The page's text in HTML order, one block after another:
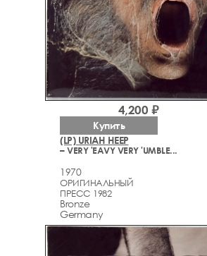
(LP) URIAH HEEP
– VERY 'EAVY VERY 'UMBLE...
1970
ОРИГИНАЛЬНЫЙ
ПРЕСС 1982
Bronze
Germany
4,200 ₽
Купить